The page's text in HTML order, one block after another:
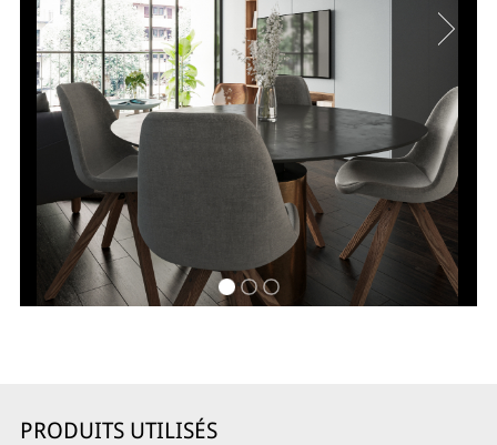
PRODUITS UTILISÉS